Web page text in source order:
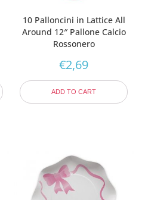
10 Palloncini in Lattice All
Around 12″ Pallone Calcio
Rossonero
€2,69
ADD TO CART